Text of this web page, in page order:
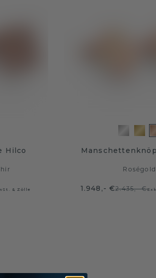
Hilco
& Zölle
Roségold
1.948,- €2.435,- €